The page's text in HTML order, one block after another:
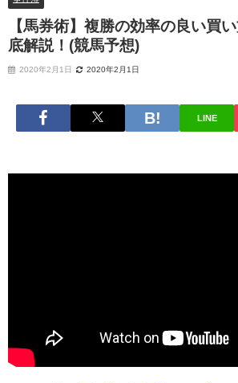
【馬券術】複勝の効率の良い買
底解説！(競馬予想)
2020年2月1日 2020年2月1日
LINE